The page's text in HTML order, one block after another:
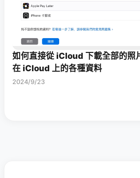
如何直接從 iCloud 下載全部的照
在 iCloud 上的各種資料
2024/9/23